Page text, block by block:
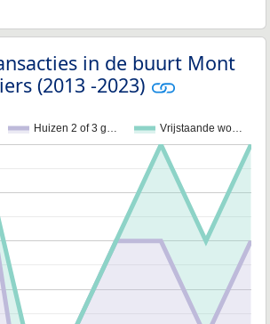
in de buurt Mont
(2013 -2023)
Huizen 2 of 3 g… Vrijstaande wo…